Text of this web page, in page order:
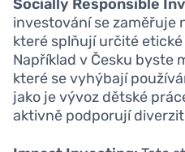
Socially Responsible
investování se zaměřuje
které splňují určité
Například v Česku byste
které se vyhýbají
jako je vývoz dětské
aktivně podporují